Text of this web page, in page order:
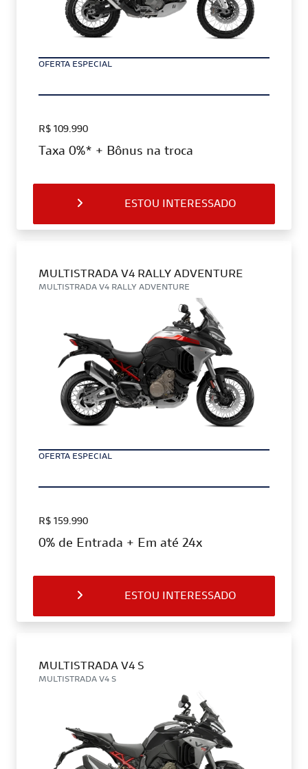
OFERTA ESPECIAL
R$ 109.990
Taxa 0%* + Bônus na troca
ESTOU INTERESSADO
MULTISTRADA V4 RALLY ADVENTURE
MULTISTRADA V4 RALLY ADVENTURE
OFERTA ESPECIAL
R$ 159.990
0% de Entrada + Em até 24x
ESTOU INTERESSADO
MULTISTRADA V4 S
MULTISTRADA V4 S